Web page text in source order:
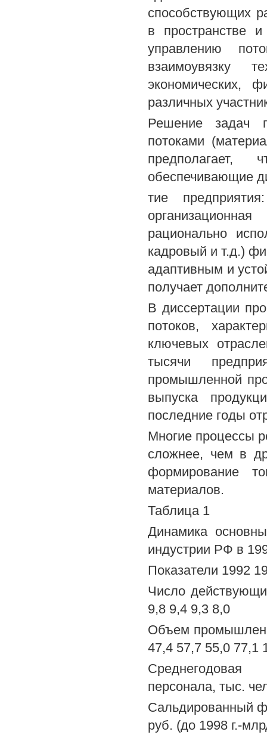
способствующих
в пространстве
управлению
взаимоувязку
экономических,
различных
Решение задач
потоками
обеспечивающие
тие
рационально
кадровый и т.д.)
адаптивным и
получает
В диссертации
потоков,
ключевых
тысячи
промышленной
выпуска
последние годы
Многие процессы
сложнее, чем в
формирование
материалов.
Таблица 1
Динамика
индустрии РФ в
Показатели 1992
Число
9,8 9,4 9,3 8,0
Объем
47,4 57,7 55,0 77,1
Среднегодовая
персонала, тыс.
Сальдированный
руб. (до 1998 г.-